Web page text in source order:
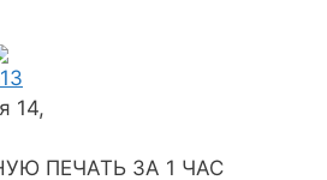
14,
ПЕЧАТЬ ЗА 1 ЧАС